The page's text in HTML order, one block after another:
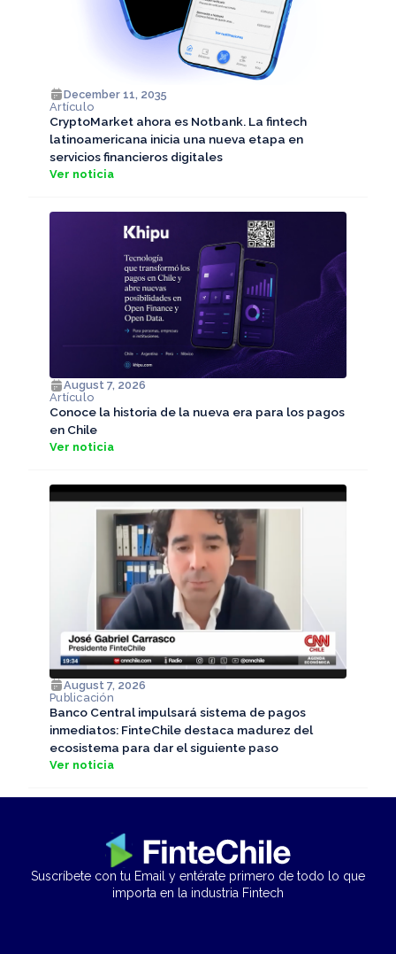
December 11, 2035
Artículo
CryptoMarket ahora es Notbank. La fintech
latinoamericana inicia una nueva etapa en
servicios financieros digitales
Ver noticia
August 7, 2026
Artículo
Conoce la historia de la nueva era para los pagos
en Chile
Ver noticia
August 7, 2026
Publicación
Banco Central impulsará sistema de pagos
inmediatos: FinteChile destaca madurez del
ecosistema para dar el siguiente paso
Ver noticia
Suscríbete con tu Email y entérate primero de todo lo que
importa en la industria Fintech